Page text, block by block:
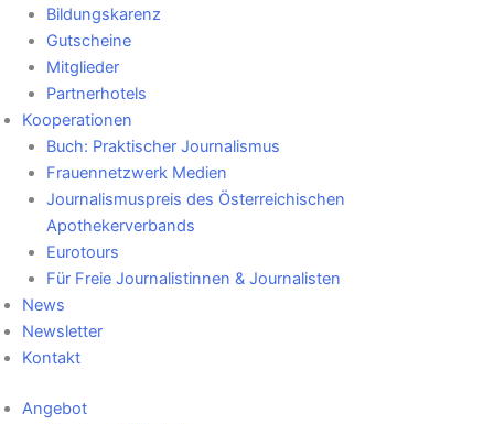
Bildungskarenz
Gutscheine
Mitglieder
Partnerhotels
Kooperationen
Buch: Praktischer Journalismus
Frauennetzwerk Medien
Journalismuspreis des Österreichischen
Apothekerverbands
Eurotours
Für Freie Journalistinnen & Journalisten
News
Newsletter
Kontakt
Angebot